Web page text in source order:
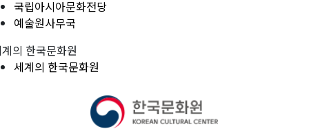
국립아시아문화전당
예술원사무국
의 한국문화원
세계의 한국문화원